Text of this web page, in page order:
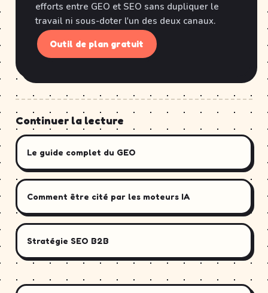
efforts entre GEO et SEO sans dupliquer le
travail ni sous-doter l'un des deux canaux.
Outil de plan gratuit
Continuer la lecture
Le guide complet du GEO
Comment être cité par les moteurs IA
Stratégie SEO B2B